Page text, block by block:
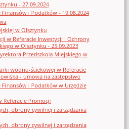
- 27.09.2024
i Podatków - 19.08.2024
w Olsztynku
w Referacie Inwestycji i Ochrony
w Olsztynku - 25.09.2023
Przedszkola Miejskiego w
wodno-ściekowej w Referacie
- umowa na zastępstwo
i Podatków w Urzędzie
Promocji
obrony cywilnej i zarządzania
obrony cywilnej i zarządzania